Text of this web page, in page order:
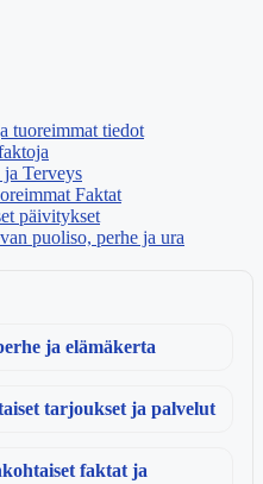
tuoreimmat tiedot
Terveys
Faktat
päivitykset
puoliso, perhe ja ura
ja elämäkerta
tarjoukset ja palvelut
faktat ja